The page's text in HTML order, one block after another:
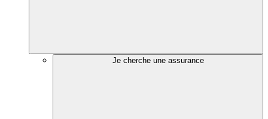
Je cherche une assurance